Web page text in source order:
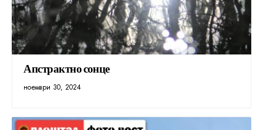
Апстрактно сонце
ноември 30, 2024